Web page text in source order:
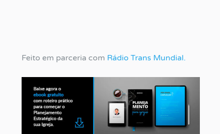
Feito em parceria com Rádio Trans Mundial.